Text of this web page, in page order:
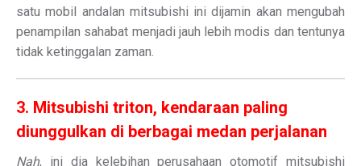
satu mobil andalan mitsubishi ini dijamin akan mengubah
penampilan sahabat menjadi jauh lebih modis dan tentunya
tidak ketinggalan zaman.
3. Mitsubishi triton, kendaraan paling
diunggulkan di berbagai medan perjalanan
Nah, ini dia kelebihan perusahaan otomotif mitsubishi